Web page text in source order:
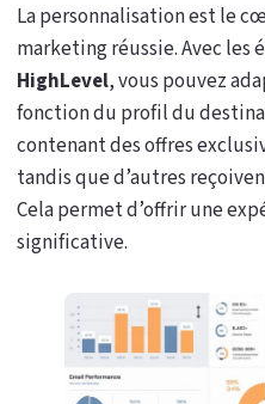
La personnalisation est le
marketing réussie. Avec
HighLevel, vous pouvez
fonction du profil du
contenant des offres
tandis que d’autres
Cela permet d’offrir une
significative.